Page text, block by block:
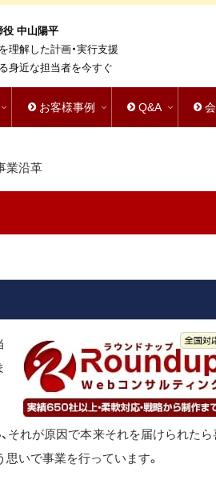
役 中山陽平
理解した計画・実行支援
身近な担当者を今すぐ
お客様事例 Q&A
業沿革
それが原因で本来それを届けられたら
いで事業を行っています。